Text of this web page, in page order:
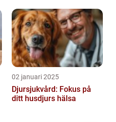
02 januari 2025
Djursjukvård: Fokus på
ditt husdjurs hälsa